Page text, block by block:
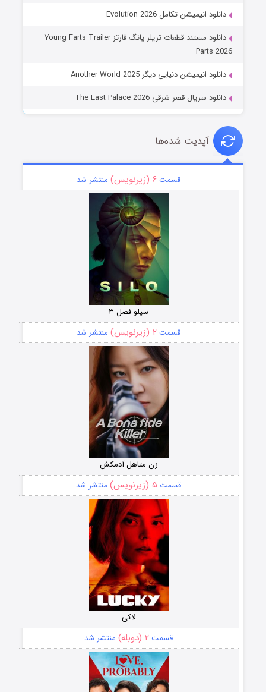
دانلود انیمیشن تکامل Evolution 2026
دانلود مستند قطعات تریلر یانگ فارتز Young Farts Trailer
Parts 2026
دانلود انیمیشن دنیایی دیگر Another World 2025
دانلود سریال قصر شرقی The East Palace 2026
آپدیت شده‌ها
قسمت ۶ (زیرنویس) منتشر شد
سیلو فصل ۳
قسمت ۲ (زیرنویس) منتشر شد
زن متاهل آدمکش
قسمت ۵ (زیرنویس) منتشر شد
لاکی
قسمت ۲ (دوبله) منتشر شد